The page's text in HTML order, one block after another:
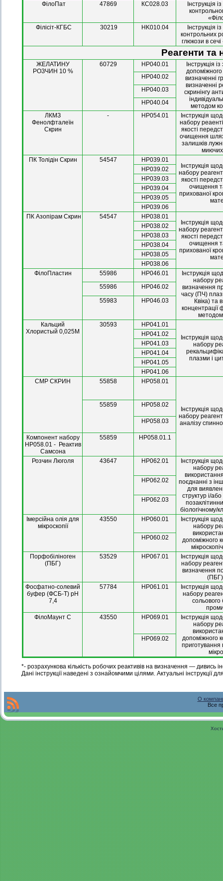
ФілоПат
47869 КС028.03
Інструкція
Філісіт-КГБС
30219 HK010.04
Інструкція
контрольних
глюкози в
Реагенти та
ЖЕЛАТИНУ
РОЗЧИН 10 %
60729 НР040.01
Інструкція
визначенні
визначенні
скринінгу
методом
НР040.02
НР040.03
НР040.04
ЛКМЗ
Фенолфталеїн
Скрин
- НР054.01
Інструкція
набору
якості
очищення
залишків
миючих
ПК Толідін Скрин
54547
НР039.01
Інструкція
набору
якості
очищення
прихованої
НР039.02
НР039.03
НР039.04
НР039.05
НР039.06
ПК Азопірам Скрин
54547
НР038.01
Інструкція
набору
якості
очищення
прихованої
НР038.02
НР038.03
НР038.04
НР038.05
НР038.06
ФілоПластин
55986 НР046.01
Інструкція
набору
визначення
часу (ПЧ)
Квіка) та
концентрації
55986
НР046.02
55983
НР046.03
Кальций
Хлористый 0,025М
30593
НР041.01
Інструкція
набору
плазми і
НР041.02
НР041.03
НР041.04
НР041.05
НР041.06
СМР СКРИН
55858 НР058.01
Інструкція
набору
аналізу
55859 НР058.02
НР058.03
Компонент набору
HP058.01 - Реактив
Самсона
55859 НР058.01.1
Розчин Люголя 43647 НР062.01
Інструкція
набору
поєднанні з
для
структур і/
біологічному/
НР062.02
НР062.03
Імерсійна олія для
мікроскопії
43550 НР060.01
Інструкція
набору
допоміжного
НР060.02
Порфобіліноген
(ПБГ)
53529 НР067.01
Інструкція
набору
визначення
(ПБГ)
Фосфатно-солевий
буфер (ФСБ-Т) рН
7,4
57784 НР061.01
Інструкція
набору
ФілоМаунт С
43550 НР069.01
Інструкція
набору
допоміжного
приготування
НР069.02
*- розрахункова кількість робочих реактивів на визначення — дивись
Дані інструкції наведені з ознайомчими цілями. Актуальні інструкції
О
Все